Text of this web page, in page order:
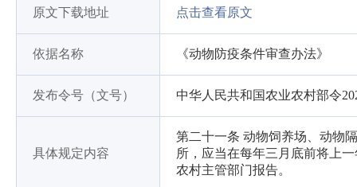
原文下载地址 点击查看原文
依据名称 《动物防疫条件审查办法》
发布令号（文号） 中华人民共和国农业农村部令
具体规定内容
第二十一条 动物饲养场、动物
所，应当在每年三月底前将上
农村主管部门报告。